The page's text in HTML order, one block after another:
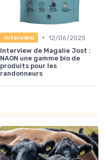
Interview • 12/06/2025
Interview de Magalie Jost :
NAON une gamme bio de
produits pour les
randonneurs